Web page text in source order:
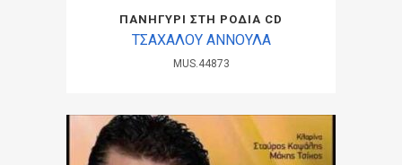
ΠΑΝΗΓΥΡΙ ΣΤΗ ΡΟΔΙΑ CD
ΤΣΑΧΑΛΟΥ ΑΝΝΟΥΛΑ
MUS.44873